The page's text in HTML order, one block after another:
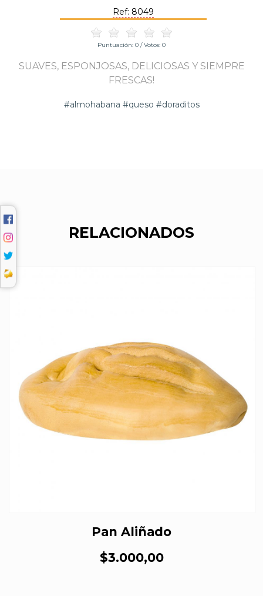
Ref: 8049
Puntuación: 0 / Votos: 0
SUAVES, ESPONJOSAS, DELICIOSAS Y SIEMPRE
FRESCAS!
#almohabana #queso #doraditos
RELACIONADOS
Pan Aliñado
$3.000,00